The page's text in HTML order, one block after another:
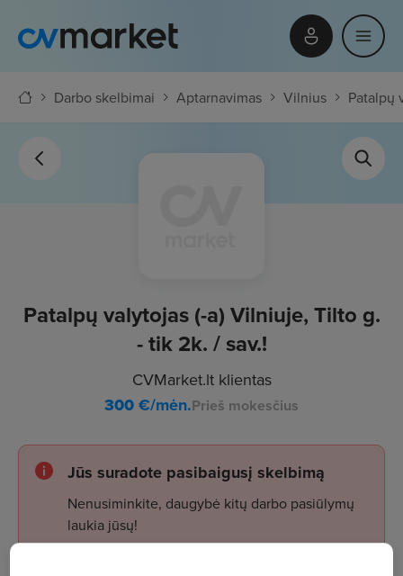
Darbo skelbimai Aptarnavimas Vilnius Patalpų
Patalpų valytojas (-a) Vilniuje, Tilto g.
- tik 2k. / sav.!
CVMarket.lt klientas
300€/mėn.Prieš mokesčius
Jūs suradote pasibaigusį skelbimą
Nenusiminkite, daugybė kitų darbo pasiūlymų
laukia jūsų!